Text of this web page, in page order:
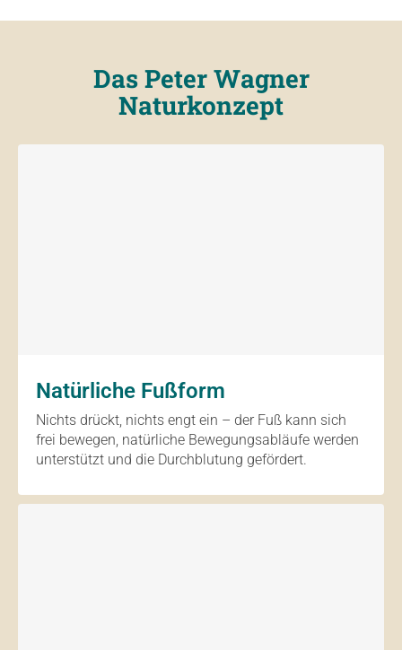
Das Peter Wagner
Naturkonzept
Natürliche Fußform
Nichts drückt, nichts engt ein – der Fuß kann sich
frei bewegen, natürliche Bewegungsabläufe werden
unterstützt und die Durchblutung gefördert.